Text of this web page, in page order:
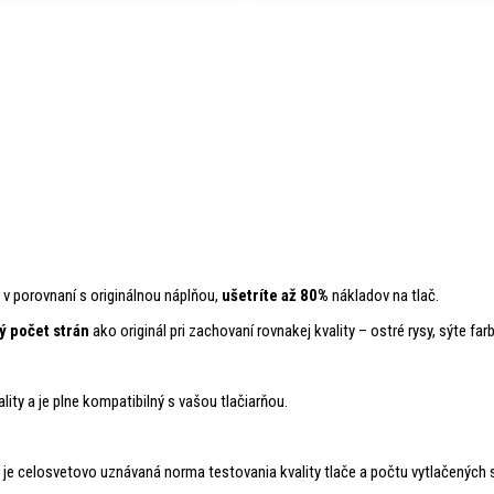
porovnaní s originálnou náplňou, ušetríte až 80% nákladov na tlač.
počet strán ako originál pri zachovaní rovnakej kvality – ostré rysy, sýte
a je plne kompatibilný s vašou tlačiarňou.
je celosvetovo uznávaná norma testovania kvality tlače a počtu vytlačených